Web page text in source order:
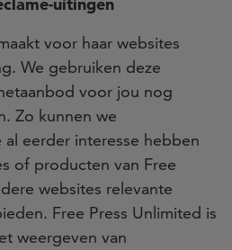
voor haar websites
We gebruiken deze
voor jou nog
Zo kunnen we
eerder interesse hebben
of producten van Free
websites relevante
Free Press Unlimited is
weergeven van